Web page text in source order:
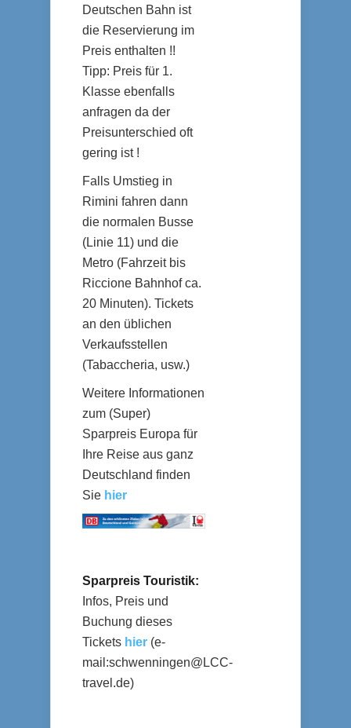
Deutschen Bahn ist
die Reservierung im
Preis enthalten !!
Tipp: Preis für 1.
Klasse ebenfalls
anfragen da der
Preisunterschied oft
gering ist !
Falls Umstieg in
Rimini fahren dann
die normalen Busse
(Linie 11) und die
Metro (Fahrzeit bis
Riccione Bahnhof ca.
20 Minuten). Tickets
an den üblichen
Verkaufsstellen
(Tabaccheria, usw.)
Weitere Informationen
zum (Super)
Sparpreis Europa für
Ihre Reise aus ganz
Deutschland finden
Sie hier
Sparpreis Touristik:
Infos, Preis und
Buchung dieses
Tickets hier (e-
mail:schwenningen@LCC-
travel.de)